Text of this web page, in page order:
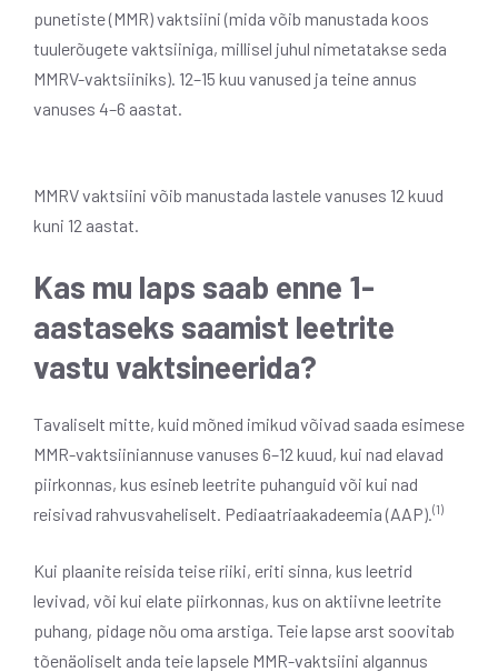
punetiste (MMR) vaktsiini (mida võib manustada koos
tuulerõugete vaktsiiniga, millisel juhul nimetatakse seda
MMRV-vaktsiiniks). 12–15 kuu vanused ja teine ​​annus
vanuses 4–6 aastat.
MMRV vaktsiini võib manustada lastele vanuses 12 kuud
kuni 12 aastat.
Kas mu laps saab enne 1-
aastaseks saamist leetrite
vastu vaktsineerida?
Tavaliselt mitte, kuid mõned imikud võivad saada esimese
MMR-vaktsiiniannuse vanuses 6–12 kuud, kui nad elavad
piirkonnas, kus esineb leetrite puhanguid või kui nad
reisivad rahvusvaheliselt. Pediaatriaakadeemia (AAP). (1)
Kui plaanite reisida teise riiki, eriti sinna, kus leetrid
levivad, või kui elate piirkonnas, kus on aktiivne leetrite
puhang, pidage nõu oma arstiga. Teie lapse arst soovitab
tõenäoliselt anda teie lapsele MMR-vaktsiini algannus